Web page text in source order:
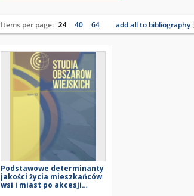
Items per page: 24 40 64 add all to bibliography
Podstawowe determinanty
jakości życia mieszkańców
wsi i miast po akcesji